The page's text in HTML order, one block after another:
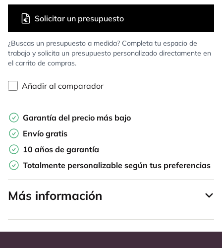
¿Buscas un presupuesto a medida? Completa tu espacio de
trabajo y solicita un presupuesto personalizado directamente en
el carrito de compras.
Solicitar un presupuesto
Añadir al comparador
Garantía del precio más bajo
Envío gratis
10 años de garantía
Totalmente personalizable según tus preferencias
Más información